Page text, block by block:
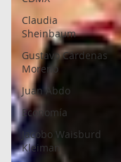
Claudia
Sheinbaum
Gustavo Cárdenas
Moreno
Juan Abdo
Economía
Jacobo Waisburd
Kleiman